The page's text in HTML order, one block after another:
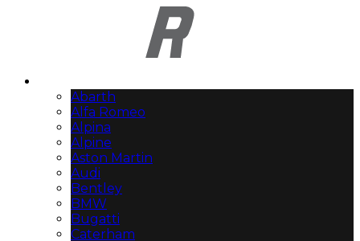
Abarth
Alfa Romeo
Alpina
Alpine
Aston Martin
Audi
Bentley
BMW
Bugatti
Caterham